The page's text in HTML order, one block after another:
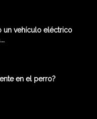
un vehículo eléctrico
en el perro?